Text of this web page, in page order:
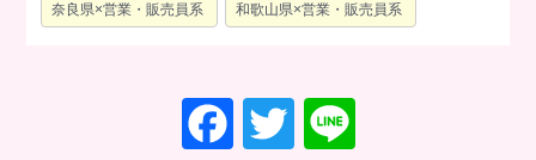
奈良県×営業・販売員系 和歌山県×営業・販売員系
F
T